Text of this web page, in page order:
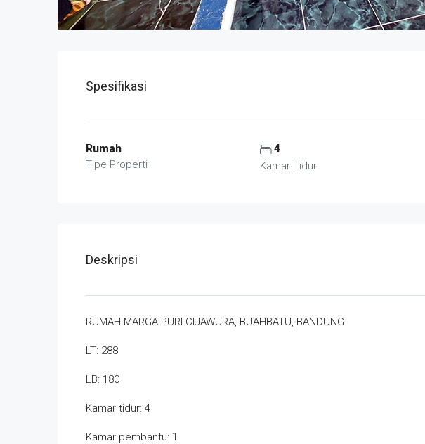
Spesifikasi
Rumah
Tipe Properti
4
Kamar Tidur
Deskripsi
RUMAH MARGA PURI CIJAWURA, BUAHBATU, BANDUNG
LT: 288
LB: 180
Kamar tidur: 4
Kamar pembantu: 1